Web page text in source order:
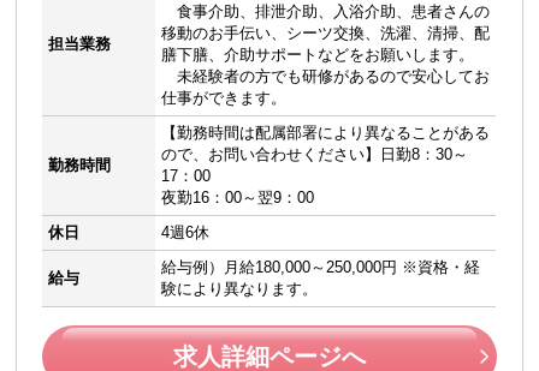
担当業務
食事介助、排泄介助、入浴介助、患者さんの
移動のお手伝い、シーツ交換、洗濯、清掃、配
膳下膳、介助サポートなどをお願いします。
未経験者の方でも研修があるので安心してお
仕事ができます。
勤務時間
【勤務時間は配属部署により異なることがある
ので、お問い合わせください】日勤8：30～
17：00
夜勤16：00～翌9：00
休日
4週6休
給与
給与例）月給180,000～250,000円 ※資格・経
験により異なります。
求人詳細ページへ